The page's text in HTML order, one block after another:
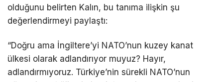
olduğunu belirten Kalın, bu tanıma ilişkin şu
değerlendirmeyi paylaştı:
“Doğru ama İngiltere’yi NATO’nun kuzey kanat
ülkesi olarak adlandırıyor muyuz? Hayır,
adlandırmıyoruz. Türkiye’nin sürekli NATO’nun